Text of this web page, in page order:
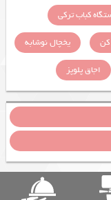
کباب ترکی
یخچال نوشابه
اجاق پلوپز